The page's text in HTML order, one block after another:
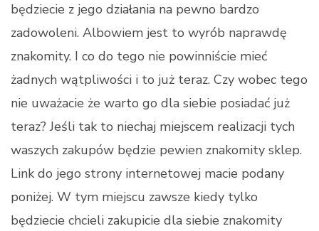
będziecie z jego działania na pewno bardzo
zadowoleni. Albowiem jest to wyrób naprawdę
znakomity. I co do tego nie powinniście mieć
żadnych wątpliwości i to już teraz. Czy wobec tego
nie uważacie że warto go dla siebie posiadać już
teraz? Jeśli tak to niechaj miejscem realizacji tych
waszych zakupów będzie pewien znakomity sklep.
Link do jego strony internetowej macie podany
poniżej. W tym miejscu zawsze kiedy tylko
będziecie chcieli zakupicie dla siebie znakomity